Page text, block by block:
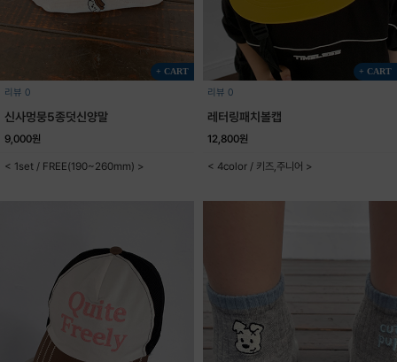
+ CART
리뷰 0
신사멍뭉5종덧신양말
9,000원
< 1set / FREE(190~260mm) >
+ CART
리뷰 0
레터링패치볼캡
12,800원
< 4color / 키즈,주니어 >